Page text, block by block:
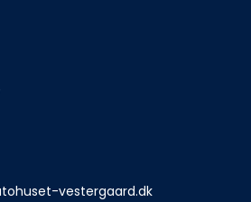
vestergaard.dk